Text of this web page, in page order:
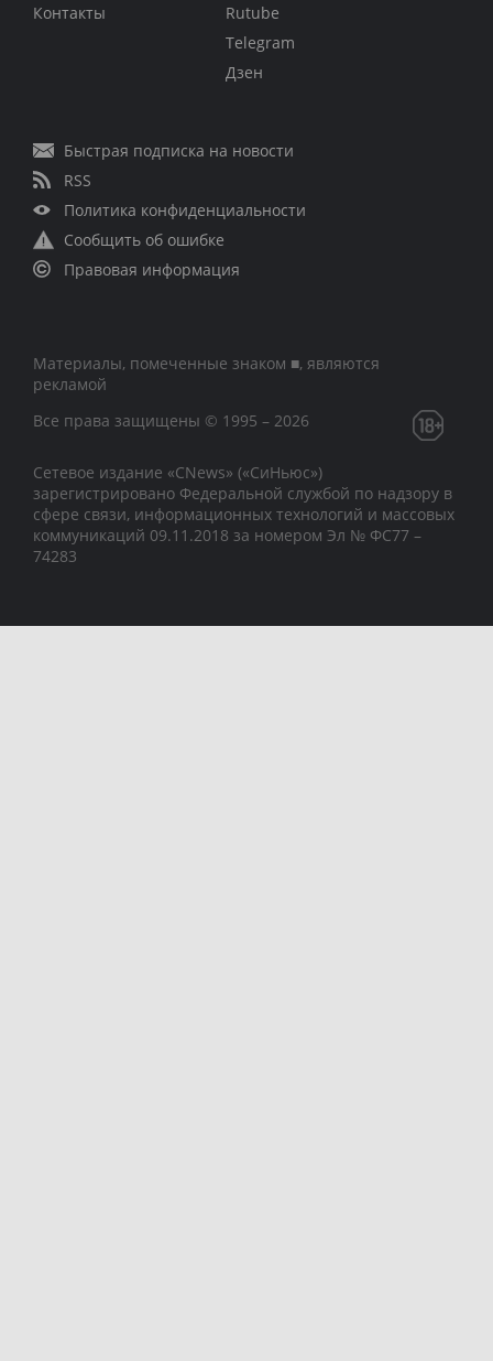
Контакты
Rutube
Telegram
Дзен
Быстрая подписка на новости
RSS
Политика конфиденциальности
Сообщить об ошибке
Правовая информация
Материалы, помеченные знаком ■, являются
рекламой
Все права защищены © 1995 – 2026
Сетевое издание «CNews» («СиНьюс»)
зарегистрировано Федеральной службой по надзору в
сфере связи, информационных технологий и массовых
коммуникаций 09.11.2018 за номером Эл № ФС77 –
74283